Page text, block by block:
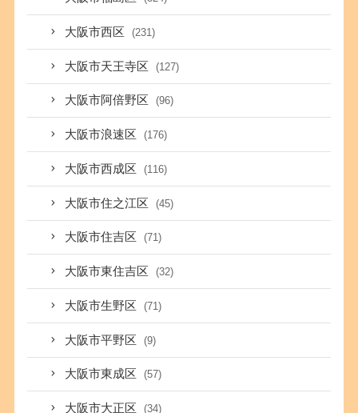
大阪市西区 (231)
大阪市天王寺区 (127)
大阪市阿倍野区 (96)
大阪市浪速区 (176)
大阪市西成区 (116)
大阪市住之江区 (45)
大阪市住吉区 (71)
大阪市東住吉区 (32)
大阪市生野区 (71)
大阪市平野区 (9)
大阪市東成区 (57)
大阪市大正区 (34)